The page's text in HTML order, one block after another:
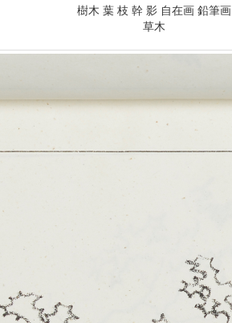
樹木 葉 枝 幹 影 自在画 鉛筆画
草木